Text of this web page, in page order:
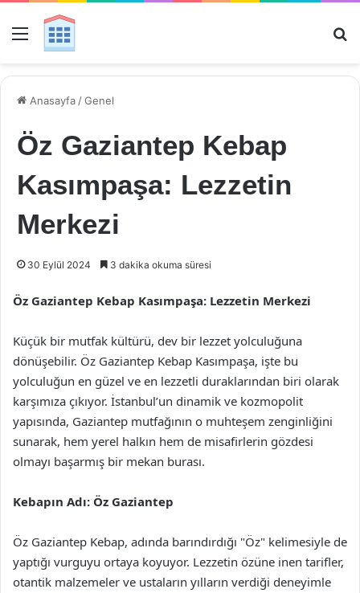
Menü
Anasayfa /Genel
Öz Gaziantep Kebap
Kasımpaşa: Lezzetin
Merkezi
30 Eylül 2024 3 dakika okuma süresi
Öz Gaziantep Kebap Kasımpaşa: Lezzetin Merkezi
Küçük bir mutfak kültürü, dev bir lezzet yolculuğuna
dönüşebilir. Öz Gaziantep Kebap Kasımpaşa, işte bu
yolculuğun en güzel ve en lezzetli duraklarından biri olarak
karşımıza çıkıyor. İstanbul’un dinamik ve kozmopolit
yapısında, Gaziantep mutfağının o muhteşem zenginliğini
sunarak, hem yerel halkın hem de misafirlerin gözdesi
olmayı başarmış bir mekan burası.
Kebapın Adı: Öz Gaziantep
Öz Gaziantep Kebap, adında barındırdığı "Öz" kelimesiyle de
yaptığı vurguyu ortaya koyuyor. Lezzetin özüne inen tarifler,
otantik malzemeler ve ustaların yılların verdiği deneyimle